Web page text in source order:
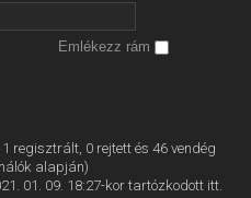
Emlékezz rám
regisztrált, 0 rejtett és 46 vendég
alapján)
01. 09. 18:27-kor tartózkodott itt.